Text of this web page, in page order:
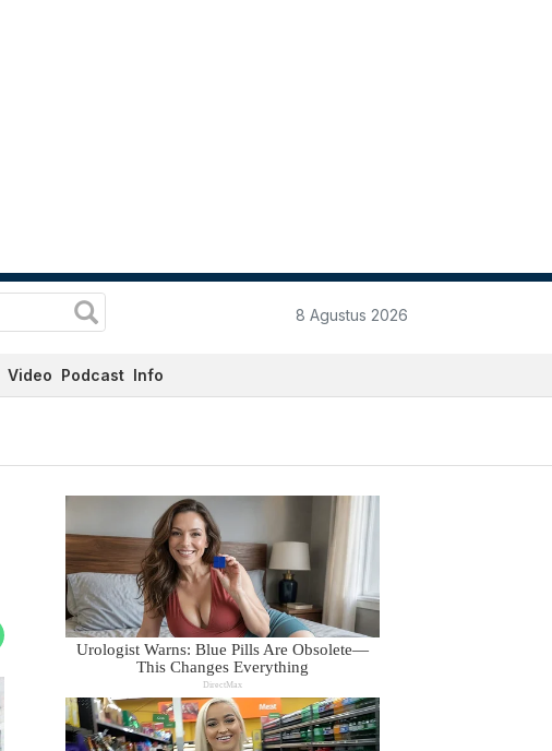
8 Agustus 2026
Video Podcast Info